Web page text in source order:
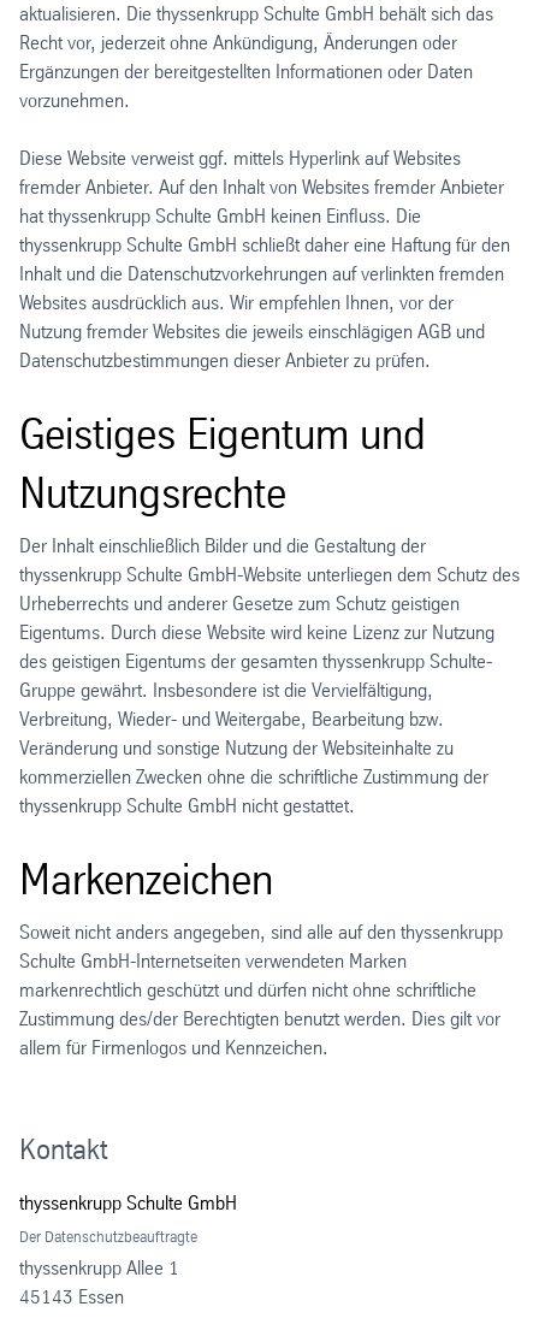
aktualisieren. Die thyssenkrupp Schulte GmbH behält sich das
Recht vor, jederzeit ohne Ankündigung, Änderungen oder
Ergänzungen der bereitgestellten Informationen oder Daten
vorzunehmen.
Diese Website verweist ggf. mittels Hyperlink auf Websites
fremder Anbieter. Auf den Inhalt von Websites fremder Anbieter
hat thyssenkrupp Schulte GmbH keinen Einfluss. Die
thyssenkrupp Schulte GmbH schließt daher eine Haftung für den
Inhalt und die Datenschutzvorkehrungen auf verlinkten fremden
Websites ausdrücklich aus. Wir empfehlen Ihnen, vor der
Nutzung fremder Websites die jeweils einschlägigen AGB und
Datenschutzbestimmungen dieser Anbieter zu prüfen.
Geistiges Eigentum und
Nutzungsrechte
Der Inhalt einschließlich Bilder und die Gestaltung der
thyssenkrupp Schulte GmbH-Website unterliegen dem Schutz des
Urheberrechts und anderer Gesetze zum Schutz geistigen
Eigentums. Durch diese Website wird keine Lizenz zur Nutzung
des geistigen Eigentums der gesamten thyssenkrupp Schulte-
Gruppe gewährt. Insbesondere ist die Vervielfältigung,
Verbreitung, Wieder- und Weitergabe, Bearbeitung bzw.
Veränderung und sonstige Nutzung der Websiteinhalte zu
kommerziellen Zwecken ohne die schriftliche Zustimmung der
thyssenkrupp Schulte GmbH nicht gestattet.
Markenzeichen
Soweit nicht anders angegeben, sind alle auf den thyssenkrupp
Schulte GmbH-Internetseiten verwendeten Marken
markenrechtlich geschützt und dürfen nicht ohne schriftliche
Zustimmung des/der Berechtigten benutzt werden. Dies gilt vor
allem für Firmenlogos und Kennzeichen.
Kontakt
thyssenkrupp Schulte GmbH
Der Datenschutzbeauftragte
thyssenkrupp Allee 1
45143 Essen